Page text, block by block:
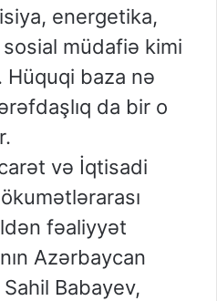
energetika,
müdafiə kimi
Hüquqi baza nə
da bir o
və İqtisadi
fəaliyyət
Azərbaycan
Babayev,